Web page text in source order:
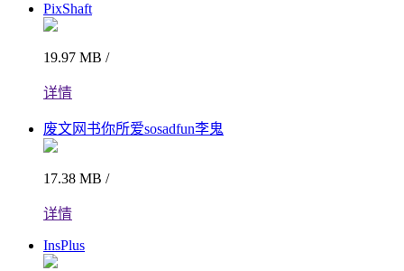
PixShaft
19.97 MB /
详情
废文网书你所爱sosadfun李鬼
17.38 MB /
详情
InsPlus